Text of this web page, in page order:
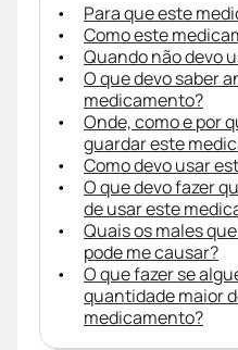
Para que este
Como este
Quando não devo
O que devo saber
medicamento?
Onde, como e por
guardar este
Como devo usar
O que devo fazer
de usar este
Quais os males
pode me causar?
O que fazer se
quantidade maior
medicamento?